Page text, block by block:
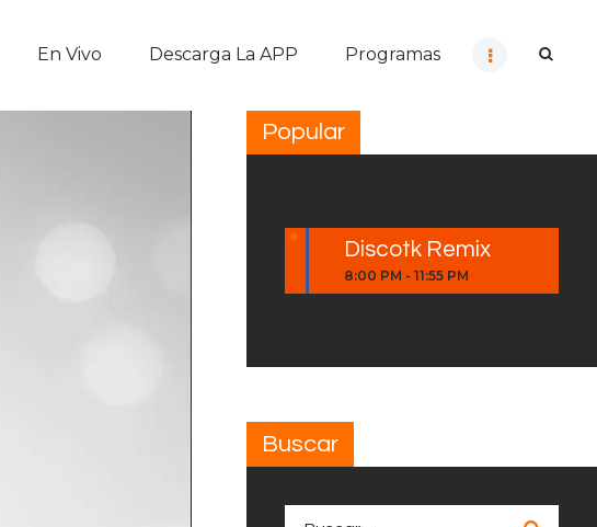
En Vivo Descarga La APP Programas
Popular
Discotk Remix
8:00 PM -11:55 PM
Buscar